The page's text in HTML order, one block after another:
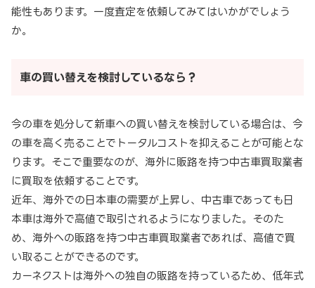
能性もあります。一度査定を依頼してみてはいかがでしょう
か。
車の買い替えを検討しているなら？
今の車を処分して新車への買い替えを検討している場合は、今
の車を高く売ることでトータルコストを抑えることが可能とな
ります。そこで重要なのが、海外に販路を持つ中古車買取業者
に買取を依頼することです。
近年、海外での日本車の需要が上昇し、中古車であっても日
本車は海外で高値で取引されるようになりました。そのた
め、海外への販路を持つ中古車買取業者であれば、高値で買
い取ることができるのです。
カーネクストは海外への独自の販路を持っているため、低年式